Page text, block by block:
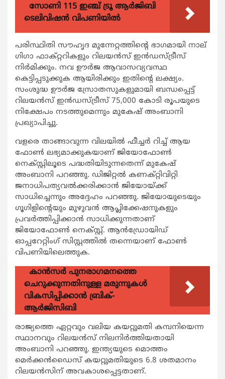
സോണി 115 ഇഞ്ച് ട്രൂ ആർജിബി
ടെലിവിഷൻ വിപണിയിൽ
പരിസ്ഥിതി സൗഹൃദ മുന്നേറ്റത്തിന്‍റെ ഭാഗമായി നാല്
ഗിഗാ ഫാക്റ്ററികളും റിലയന്‍സ് ഇന്‍ഡസ്ട്രീസ്
നിര്‍മിക്കും. നവ ഊര്‍ജ ആവാസവ്യവസ്ഥ
കെട്ടിപ്പടുക്കുക ആയിരിക്കും ഇതിന്‍റെ ലക്ഷ്യം.
സംശുദ്ധ ഊര്‍ജ സ്രോതസുകളുമായി ബന്ധപ്പെട്ട്
റിലയന്‍സ് ഇന്‍ഡസ്ട്രീസ് 75,000 കോടി രൂപയുടെ
നിക്ഷേപം നടത്തുമെന്നും മുകേഷ് അംബാനി
പ്രഖ്യാപിച്ചു.
വളരെ താങ്ങാവുന്ന വിലയില്‍ ഫീച്ചര്‍ റിച്ച് ആയ
ഫോണ്‍ ലഭ്യമാക്കുകയാണ് ജിയോഫോണ്‍
നെക്സ്റ്റിലൂടെ പദ്ധതിയിടുന്നതെന്ന് മുകേഷ്
അംബാനി പറഞ്ഞു. ഡിജിറ്റല്‍ കണക്റ്റിവിറ്റി
ജനാധിപത്യവല്‍ക്കരിക്കാന്‍ ജിയോയ്ക്ക്
സാധിച്ചെന്നും അദ്ദേഹം പറഞ്ഞു. ജിയോയുടെയും
ഗൂഗിളിന്‍റെയും മുഴുവന്‍ ആപ്ലിക്കേഷനുകളും
പ്രവര്‍ത്തിപ്പിക്കാന്‍ സാധിക്കുന്നതാണ്
ജിയോഫോണ്‍ നെക്സ്റ്റ്. ആന്‍ഡ്രോയിഡ്
ഓപ്പറേറ്റിംഗ് സിസ്റ്റത്തില്‍ തന്നെയാണ് ഫോണ്‍
വിപണിയിലെത്തുക.
കാന്‍സര്‍ പുനരാഗമനത്തെ
ചെറുക്കുന്നതിനുള്ള മരുന്നുകള്‍
വികസിപ്പിക്കാന്‍ ബ്രിക്-
ആര്‍ജിസിബി
രാജ്യത്തെ ഏറ്റവും വലിയ കയറ്റുമതി കമ്പനിയെന്ന
സ്ഥാനവും റിലയന്‍സ് നിലനിര്‍ത്തിയതായി
അംബാനി പറഞ്ഞു. ഇന്ത്യയുടെ മൊത്തം
മെര്‍ക്കന്‍ഡൈസ് കയറ്റുമതിയുടെ 6.8 ശതമാനം
റിലയന്‍സിന് അവകാശപ്പെട്ടതാണ്.